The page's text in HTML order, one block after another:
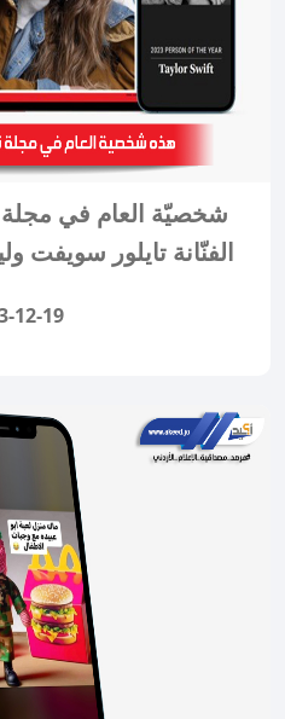
الفنّانة تايلور سويفت
12-19